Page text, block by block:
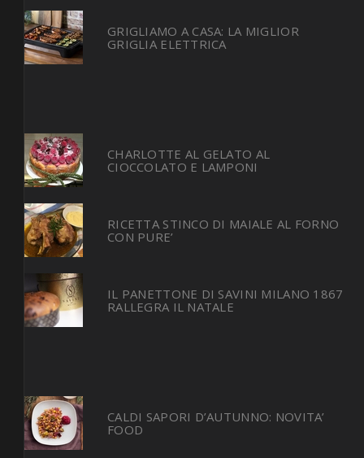
GRIGLIAMO A CASA: LA MIGLIOR
GRIGLIA ELETTRICA
CHARLOTTE AL GELATO AL
CIOCCOLATO E LAMPONI
RICETTA STINCO DI MAIALE AL FORNO
CON PURE’
IL PANETTONE DI SAVINI MILANO 1867
RALLEGRA IL NATALE
CALDI SAPORI D’AUTUNNO: NOVITA’
FOOD